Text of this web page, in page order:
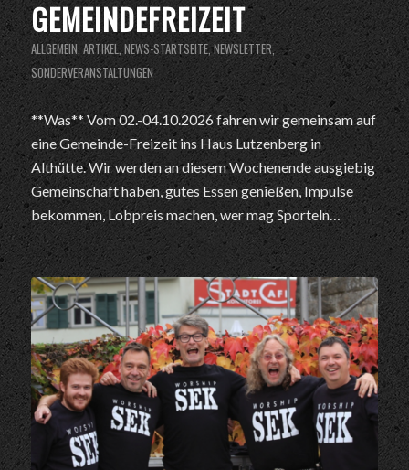
GEMEINDEFREIZEIT
ALLGEMEIN ARTIKEL , NEWS-STARTSEITE,NEWSLETTER
SONDERVERANSTALTUNGEN
**Was** Vom 02.-04.10.2026 fahren wir gemeinsam auf
eine Gemeinde-Freizeit ins Haus Lutzenberg in
Althütte. Wir werden an diesem Wochenende ausgiebig
Gemeinschaft haben, gutes Essen genießen, Impulse
bekommen, Lobpreis machen, wer mag Sporteln…